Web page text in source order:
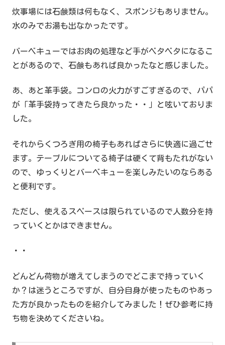
炊事場には石鹸類は何もなく、スポンジもありません。
水のみでお湯も出なかったです。
バーベキューではお肉の処理など手がベタベタになるこ
とがあるので、石鹸もあれば良かったなと感じました。
あ、あと革手袋。コンロの火力がすごすぎるので、パパ
が「革手袋持ってきたら良かった・・」と呟いておりま
した。
それからくつろぎ用の椅子もあればさらに快適に過ごせ
ます。テーブルについてる椅子は硬くて背もたれがない
ので、ゆっくりとバーベキューを楽しみたいのならある
と便利です。
ただし、使えるスペースは限られているので人数分を持
っていくとかはできません。
・・
どんどん荷物が増えてしまうのでどこまで持っていく
か？は迷うところですが、自分自身が使ったものやあっ
た方が良かったものを紹介してみました！ぜひ参考に持
ち物を決めてくださいね。